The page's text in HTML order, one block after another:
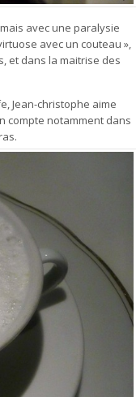
avec une paralysie
avec un couteau »,
et dans la maitrise des
Jean-christophe aime
compte notamment dans